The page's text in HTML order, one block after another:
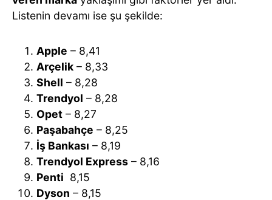
Listenin devamı ise şu şekilde:
Apple – 8,41
Arçelik – 8,33
Shell – 8,28
Trendyol – 8,28
Opet – 8,27
Paşabahçe – 8,25
İş Bankası – 8,19
Trendyol Express – 8,16
Penti 8,15
Dyson – 8,15